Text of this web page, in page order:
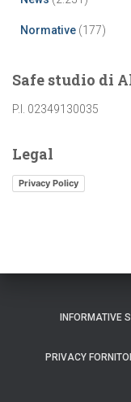
Normative (177)
Safe studio di
P.I. 02349130035
Legal
Privacy Policy
INFORMATIVE
PRIVACY